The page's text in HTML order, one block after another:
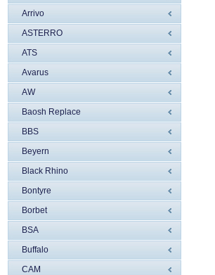
Arrivo
ASTERRO
ATS
Avarus
AW
Baosh Replace
BBS
Beyern
Black Rhino
Bontyre
Borbet
BSA
Buffalo
CAM